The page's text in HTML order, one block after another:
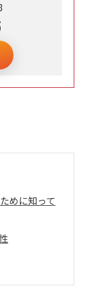
めに知って
象を理解す